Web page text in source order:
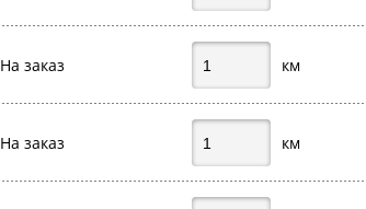
На заказ км
На заказ км